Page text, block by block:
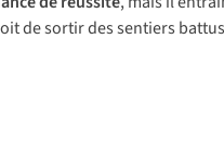
de sortir des sentiers